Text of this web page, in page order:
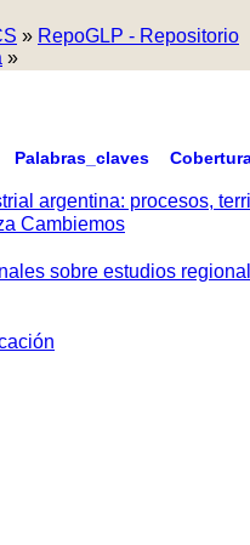
» RepoGLP - Repositorio
»
Palabras_claves
argentina: procesos,
Cambiemos
sobre estudios